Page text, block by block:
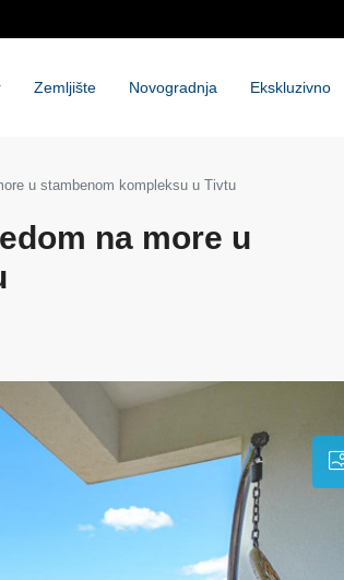
Zemljište Novogradnja Ekskluzivno
u stambenom kompleksu u Tivtu
na more u